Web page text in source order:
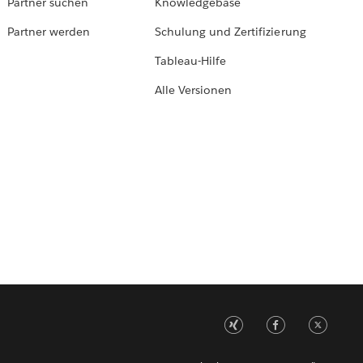
Partner werden
Schulung und Zertifizierung
Tableau-Hilfe
Alle Versionen